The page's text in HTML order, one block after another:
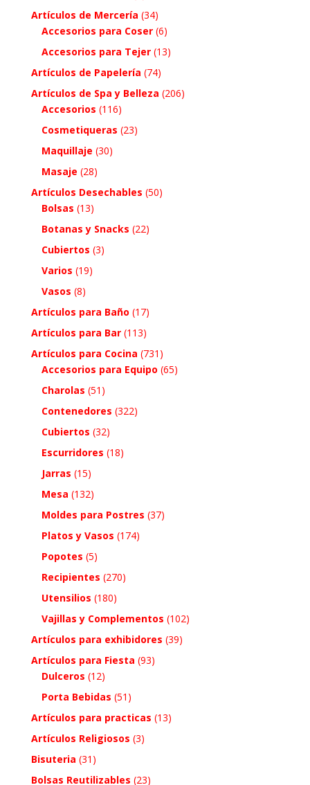
Artículos de Mercería (34)
Accesorios para Coser (6)
Accesorios para Tejer (13)
Artículos de Papelería (74)
Artículos de Spa y Belleza (206)
Accesorios (116)
Cosmetiqueras (23)
Maquillaje (30)
Masaje (28)
Artículos Desechables (50)
Bolsas (13)
Botanas y Snacks (22)
Cubiertos (3)
Varios (19)
Vasos (8)
Artículos para Baño (17)
Artículos para Bar (113)
Artículos para Cocina (731)
Accesorios para Equipo (65)
Charolas (51)
Contenedores (322)
Cubiertos (32)
Escurridores (18)
Jarras (15)
Mesa (132)
Moldes para Postres (37)
Platos y Vasos (174)
Popotes (5)
Recipientes (270)
Utensilios (180)
Vajillas y Complementos (102)
Artículos para exhibidores (39)
Artículos para Fiesta (93)
Dulceros (12)
Porta Bebidas (51)
Artículos para practicas (13)
Artículos Religiosos (3)
Bisuteria (31)
Bolsas Reutilizables (23)